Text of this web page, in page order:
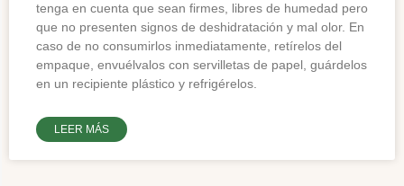
tenga en cuenta que sean firmes, libres de humedad pero
que no presenten signos de deshidratación y mal olor. En
caso de no consumirlos inmediatamente, retírelos del
empaque, envuélvalos con servilletas de papel, guárdelos
en un recipiente plástico y refrigérelos.
LEER MÁS